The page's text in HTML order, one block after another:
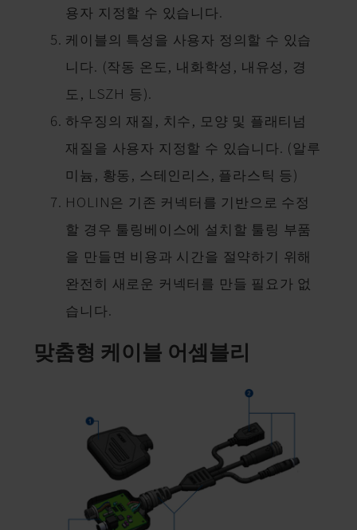
용자 지정할 수 있습니다.
케이블의 특성을 사용자 정의할 수 있습
니다. (작동 온도, 내화학성, 내유성, 경
도, LSZH 등).
하우징의 재질, 치수, 모양 및 플래티넘
재질을 사용자 지정할 수 있습니다. (알루
미늄, 황동, 스테인리스, 플라스틱 등)
HOLIN은 기존 커넥터를 기반으로 수정
할 경우 툴링베이스에 설치할 툴링 부품
을 만들면 비용과 시간을 절약하기 위해
완전히 새로운 커넥터를 만들 필요가 없
습니다.
맞춤형 케이블 어셈블리